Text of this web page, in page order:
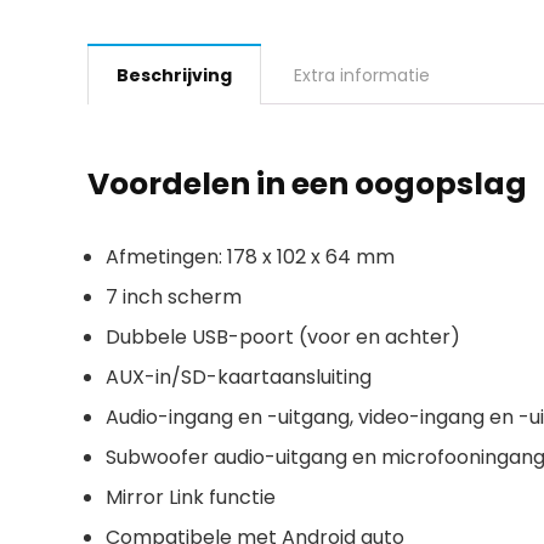
Beschrijving Extra informatie
Voordelen in een oogopslag
Afmetingen: 178 x 102 x 64 mm
7 inch scherm
Dubbele USB-poort (voor en achter)
AUX-in/SD-kaartaansluiting
Audio-ingang en -uitgang, video-ingang en -
Subwoofer audio-uitgang en microfooningang
Mirror Link functie
Compatibele met Android auto